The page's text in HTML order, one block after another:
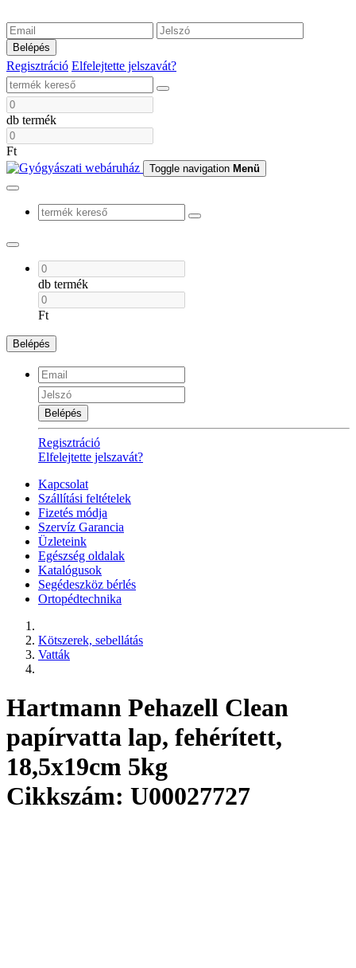
Belépés
Regisztráció Elfelejtette jelszavát?
db termék
Ft
Toggle navigation Menü
db termék
Ft
Belépés
Belépés
Regisztráció
Elfelejtette jelszavát?
Kapcsolat
Szállítási feltételek
Fizetés módja
Szervíz Garancia
Üzleteink
Egészség oldalak
Katalógusok
Segédeszköz bérlés
Ortopédtechnika
Kötszerek, sebellátás
Vatták
Hartmann Pehazell Clean
papírvatta lap, fehérített,
18,5x19cm 5kg
Cikkszám: U00027727